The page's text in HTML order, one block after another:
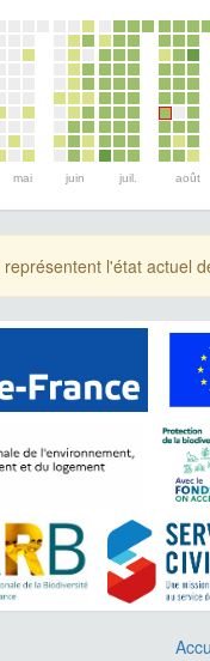
mai juin juil. août
l'état actuel